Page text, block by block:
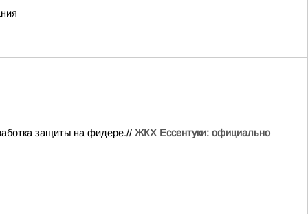
защиты на фидере.// ЖКХ Ессентуки: официально